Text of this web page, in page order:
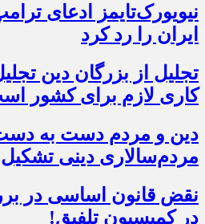
نیویورک‌تایمز ادعای
ایران را رد کرد
تجلیل از بزرگان دین
کاری لازم برای کشور
دین و مردم دست به‌
مردم‌سالاری دینی
نقض قانون اساسی در
در کمیسیون تلفیق!